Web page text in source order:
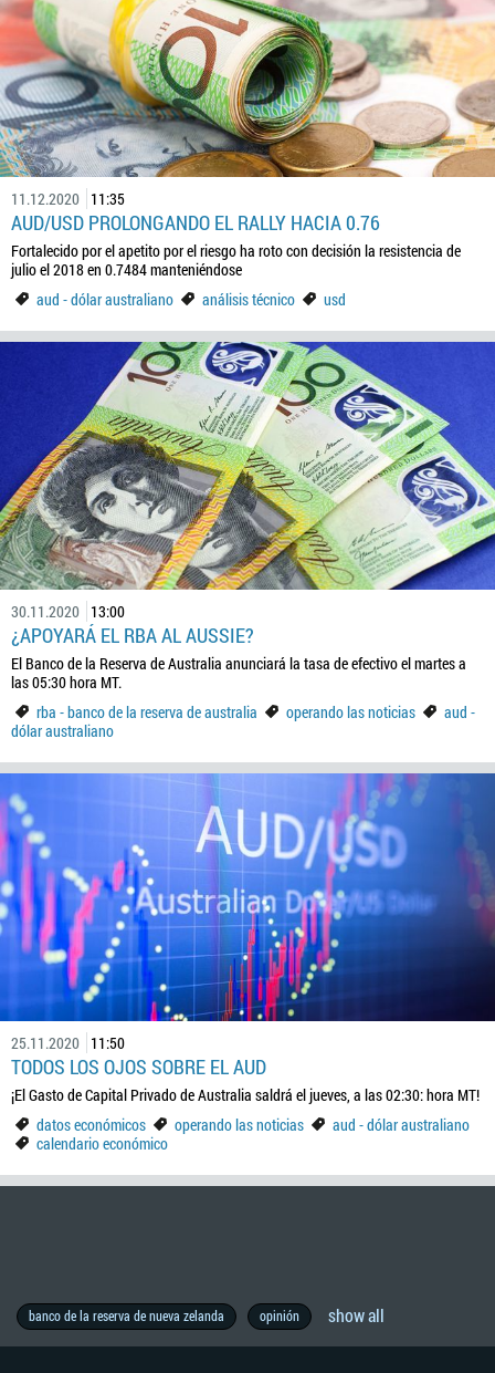
11.12.2020 11:35
AUD/USD PROLONGANDO EL RALLY HACIA 0.76
Fortalecido por el apetito por el riesgo ha roto con decisión la resistencia de
julio el 2018 en 0.7484 manteniéndose
aud - dólar australiano
análisis técnico usd
30.11.2020 13:00
¿APOYARÁ EL RBA AL AUSSIE?
El Banco de la Reserva de Australia anunciará la tasa de efectivo el martes a
las 05:30 hora MT.
rba - banco de la reserva de australia
operando las noticias
aud -
dólar australiano
25.11.2020 11:50
TODOS LOS OJOS SOBRE EL AUD
¡El Gasto de Capital Privado de Australia saldrá el jueves, a las 02:30: hora MT!
datos económicos
operando las noticias
aud - dólar australiano
calendario económico
banco de la reserva de nueva zelanda opinión
reserva
federal
producción
xau
-
materias
geopolítica
forexfactory
brl
historia
de
éxito
pronóstico
de
mercado
disney
materias
primas
economía
copytrade
vocabulario
del
trader
brexit
thb
wall
street
metal
nasdaq
programa
ib
de
aud
-
dólar
entrevista
forex
exchange
calendario
económico
estrategia
de
trading
chf
-
franco
noticias
de
europa
elecciones
reunión
del
banco
oro
rba
-
banco
boj
-
banco
educación
forex
australia
petróleo
brent
metatrader
mxn
estilo
de
vida
forex
indicators
mt4
cfd
inflación
industria
guerras
comerciales
china
análisis
fundamental
jpy
–
yen
nzd
–
dólar
minoristas
zar
-
rand
traders
famosos
eur
pronósticos
de
mercado
ee.uu.
idr
bifurcación
dura
gas
natural
banco
de
inglaterra
análisis
técnico
wti
-
west
usd
acciones
operando
las
noticias
todo
trader
debería
trading
de
tendencias
datos
económicos
dow
jones
industrial
educación
s&p500
brasil
sudáfrica
indices
dax30
cad
–
dólar
diversión
crecimiento
asia
gbp
tasas
de
interés
bpc
-
banco
cnh
motivación
bolsa
de
valores
ecb
pib
prueba
ahora
trading
de
forex
divisas
habilidades
de
trading
precios
alemania
boc
-
banco
señales
de
forex
ganancias
éxito
taiwán
trump
nóminas
no
agrícolas
principiantes show all